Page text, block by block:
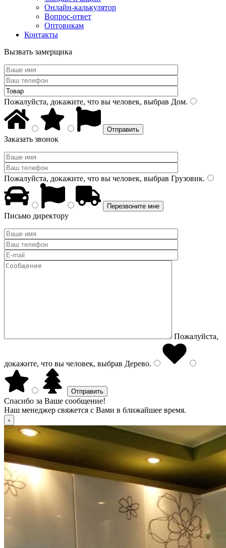
Онлайн-калькулятор
Вопрос-ответ
Оптовикам
Контакты
Вызвать замерщика
Пожалуйста, докажите, что вы человек, выбрав Дом.
Заказать звонок
Пожалуйста, докажите, что вы человек, выбрав Грузовик.
Письмо директору
Пожалуйста,
докажите, что вы человек, выбрав Дерево.
Спасибо за Ваше сообщение!
Наш менеджер свяжется с Вами в ближайшее время.